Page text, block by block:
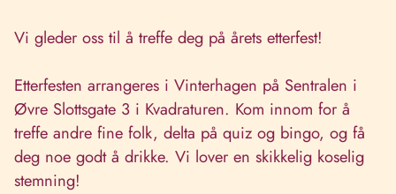
Vi gleder oss til å treffe deg på årets etterfest!
Etterfesten arrangeres i Vinterhagen på Sentralen i
Øvre Slottsgate 3 i Kvadraturen. Kom innom for å
treffe andre fine folk, delta på quiz og bingo, og få
deg noe godt å drikke. Vi lover en skikkelig koselig
stemning!